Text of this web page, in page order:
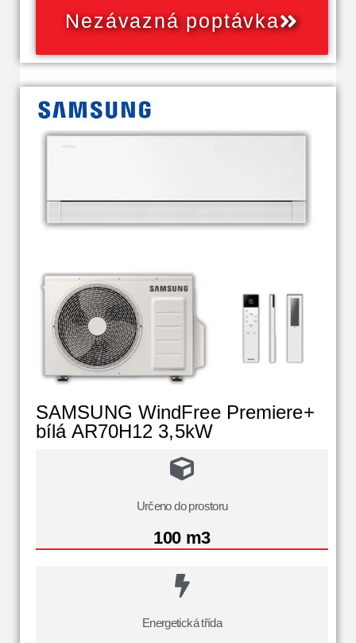
Nezávazná poptávka
SAMSUNG WindFree Premiere+
bílá AR70H12 3,5kW
Určeno do prostoru
100 m3
Energetická třída